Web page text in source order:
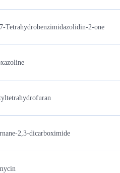
Tetrahydrobenzimidazolidin-2-one
2,3-dicarboximide